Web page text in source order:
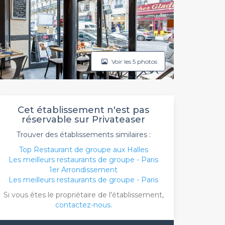
Voir les 5 photos
Cet établissement n'est pas
réservable sur Privateaser
Trouver des établissements similaires :
Top Restaurant de groupe aux Halles
Les meilleurs restaurants de groupe - Paris
1er Arrondissement
Les meilleurs restaurants de groupe - Paris
Si vous êtes le propriétaire de l'établissement,
contactez-nous.